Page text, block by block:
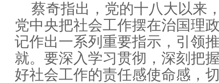
蔡奇指出，党的十八大以来
党中央把社会工作摆在治国理
记作出一系列重要指示，引领
就。要深入学习贯彻，深刻把
好社会工作的责任感使命感，